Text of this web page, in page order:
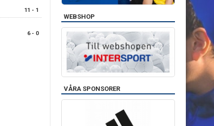
11 - 1
6 - 0
WEBSHOP
VÅRA SPONSORER